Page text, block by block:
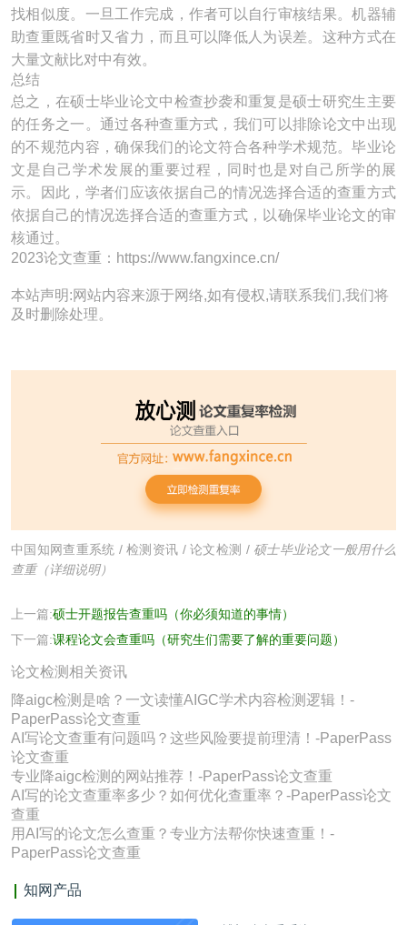
找相似度。一旦工作完成，作者可以自行审核结果。机器辅
助查重既省时又省力，而且可以降低人为误差。这种方式在
大量文献比对中有效。
总结
总之，在硕士毕业论文中检查抄袭和重复是硕士研究生主要
的任务之一。通过各种查重方式，我们可以排除论文中出现
的不规范内容，确保我们的论文符合各种学术规范。毕业论
文是自己学术发展的重要过程，同时也是对自己所学的展
示。因此，学者们应该依据自己的情况选择合适的查重方式
依据自己的情况选择合适的查重方式，以确保毕业论文的审
核通过。
2023论文查重：https://www.fangxince.cn/
本站声明:网站内容来源于网络,如有侵权,请联系我们,我们将
及时删除处理。
中国知网查重系统 /检测资讯 / 论文检测 / 硕士毕业论文一般用什么
查重（详细说明）
上一篇:硕士开题报告查重吗（你必须知道的事情）
下一篇:课程论文会查重吗（研究生们需要了解的重要问题）
论文检测相关资讯
降aigc检测是啥？一文读懂AIGC学术内容检测逻辑！-
PaperPass论文查重
AI写论文查重有问题吗？这些风险要提前理清！-PaperPass
论文查重
专业降aigc检测的网站推荐！-PaperPass论文查重
AI写的论文查重率多少？如何优化查重率？-PaperPass论文
查重
用AI写的论文怎么查重？专业方法帮你快速查重！-
PaperPass论文查重
知网产品